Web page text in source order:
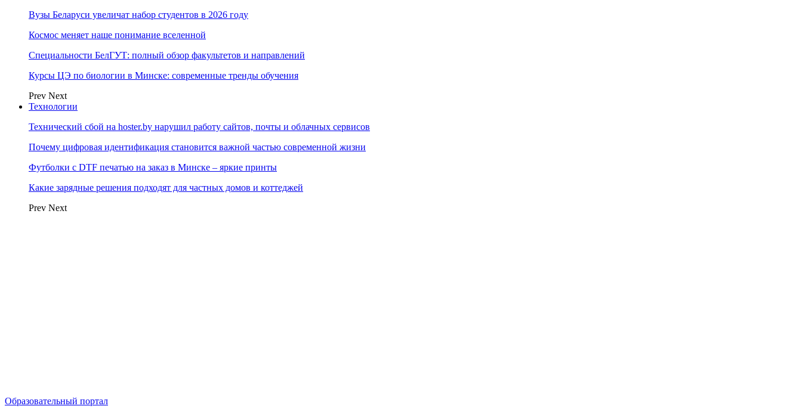
Вузы Беларуси увеличат набор студентов в 2026 году
Космос меняет наше понимание вселенной
Специальности БелГУТ: полный обзор факультетов и направлений
Курсы ЦЭ по биологии в Минске: современные тренды обучения
Prev Next
Технологии
Технический сбой на hoster.by нарушил работу сайтов, почты и облачных сервисов
Почему цифровая идентификация становится важной частью современной жизни
Футболки с DTF печатью на заказ в Минске – яркие принты
Какие зарядные решения подходят для частных домов и коттеджей
Prev Next
Образовательный портал